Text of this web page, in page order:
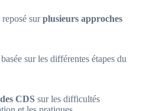
surplusieurs approches
basée sur les différentes étapes du
CDS sur les difficultés